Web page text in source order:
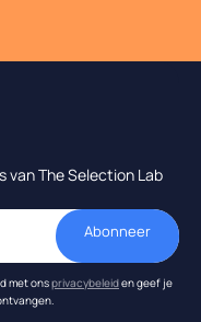
The Selection Lab
met onsprivacybeleiden geef je